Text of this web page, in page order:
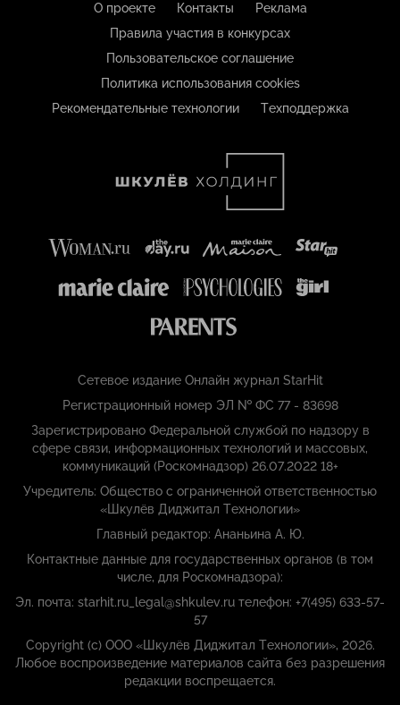
О проекте Контакты
Реклама
Правила участия в конкурсах
Пользовательское соглашение
Политика использования cookies
Рекомендательные технологии
Техподдержка
Сетевое издание Онлайн журнал StarHit
Регистрационный номер ЭЛ № ФС 77 - 83698
Зарегистрировано Федеральной службой по надзору в
сфере связи, информационных технологий и массовых,
коммуникаций (Роскомнадзор) 26.07.2022 18+
Учредитель: Общество с ограниченной ответственностью
«Шкулёв Диджитал Технологии»
Главный редактор: Ананьина А. Ю.
Контактные данные для государственных органов (в том
числе, для Роскомнадзора):
Эл. почта: starhit.ru_legal@shkulev.ru телефон: +7(495) 633-57-
57
Copyright (с) ООО «Шкулёв Диджитал Технологии», 2026.
Любое воспроизведение материалов сайта без разрешения
редакции воспрещается.